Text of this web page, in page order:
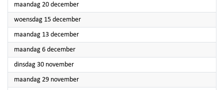
maandag 20 december2021
woensdag 15 december2021
maandag 13 december2021
maandag 6 december2021
dinsdag 30 november2021
maandag 29 november2021